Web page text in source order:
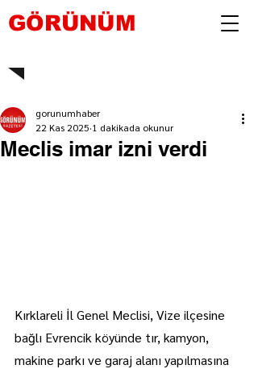
GÖRÜNÜM
Meclis imar izni verdi
gorunumhaber
22 Kas 2025 1 dakikada okunur
Kırklareli İl Genel Meclisi, Vize ilçesine
bağlı Evrencik köyünde tır, kamyon,
makine parkı ve garaj alanı yapılmasına